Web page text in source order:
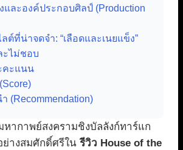
และองค์ประกอบศิลป์ (Production
ต์ที่น่าจดจำ: “เลือดและเนยแข็ง”
ะไม่ชอบ
คะแนน
(Recommendation)
หากาพย์สงครามชิงบัลลังก์ทาร์แก
ย่างสมศักดิ์ศรีในรีวิว House of the